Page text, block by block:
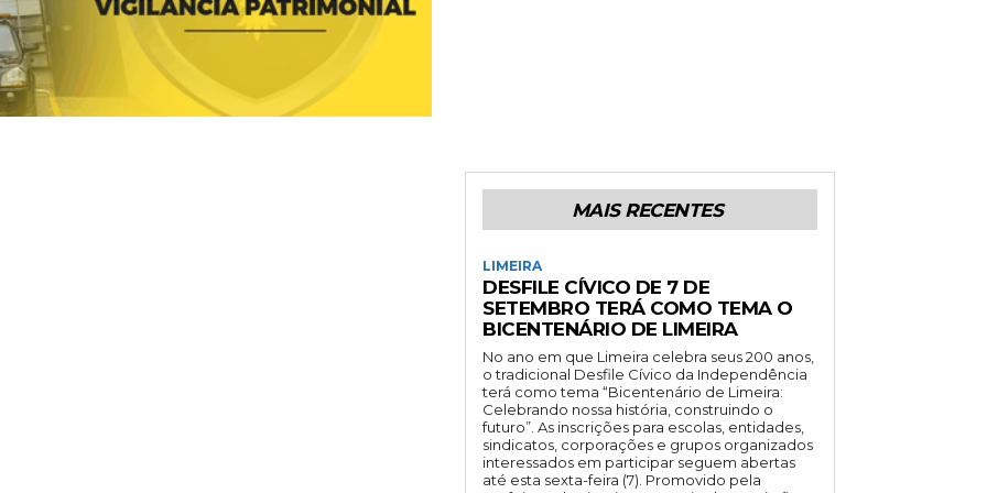
MAIS RECENTES
LIMEIRA
DESFILE CÍVICO DE 7 DE
SETEMBRO TERÁ COMO TEMA O
BICENTENÁRIO DE LIMEIRA
No ano em que Limeira celebra seus 200 anos,
o tradicional Desfile Cívico da Independência
terá como tema “Bicentenário de Limeira:
Celebrando nossa história, construindo o
futuro”. As inscrições para escolas, entidades,
sindicatos, corporações e grupos organizados
interessados em participar seguem abertas
até esta sexta-feira (7). Promovido pela